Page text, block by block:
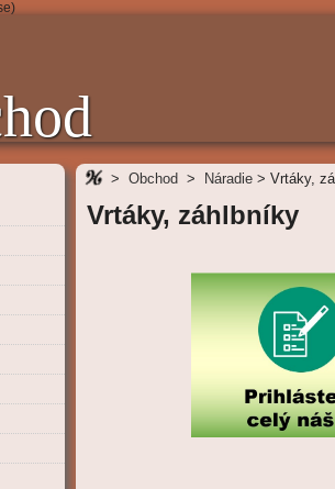
> Obchod > Náradie > Vrtáky,
Vrtáky, záhlbníky